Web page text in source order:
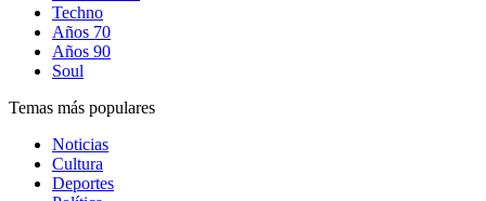
Techno
Años 70
Años 90
Soul
Temas más populares
Noticias
Cultura
Deportes